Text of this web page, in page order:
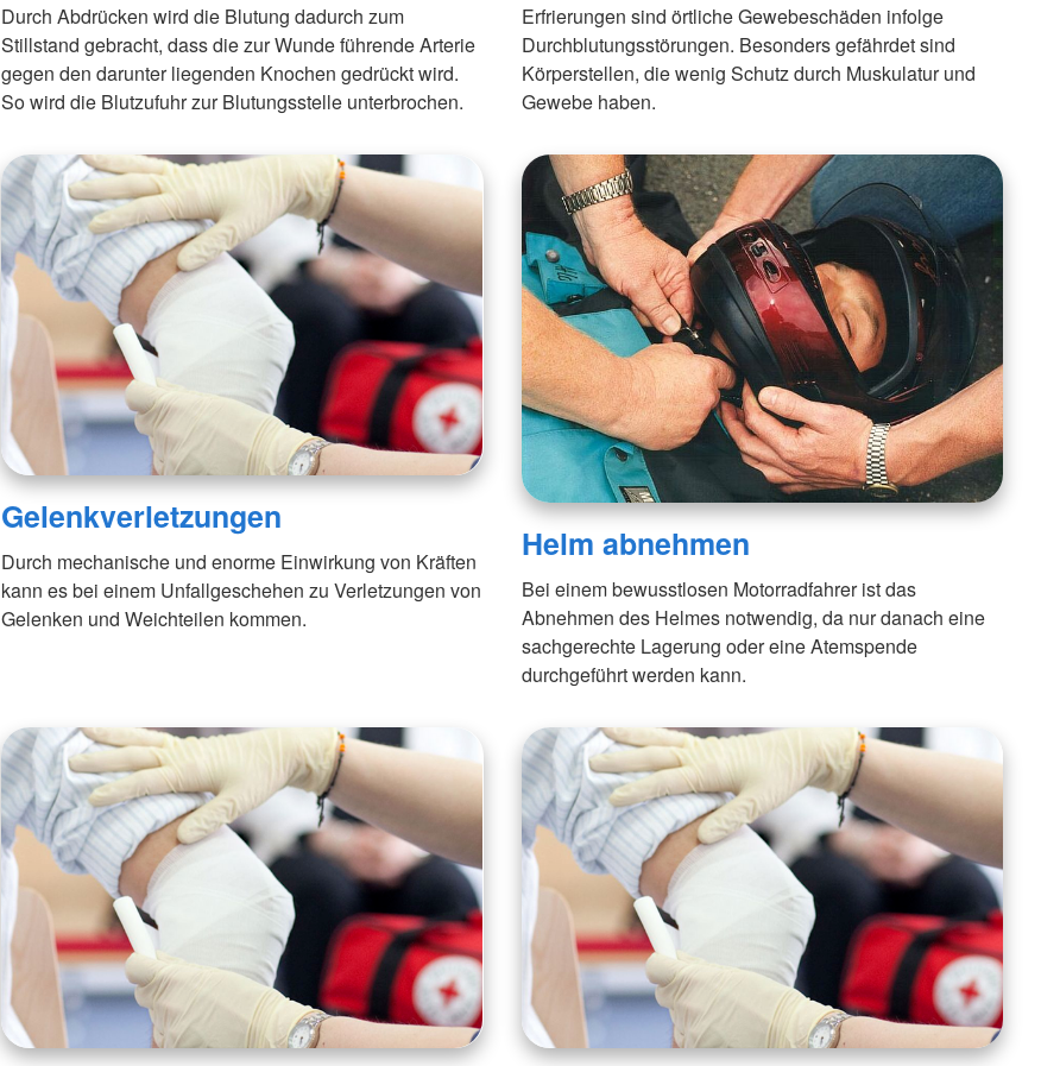
Durch Abdrücken wird die Blutung dadurch zum
Stillstand gebracht, dass die zur Wunde führende Arterie
gegen den darunter liegenden Knochen gedrückt wird.
So wird die Blutzufuhr zur Blutungsstelle unterbrochen.
Erfrierungen sind örtliche Gewebeschäden infolge
Durchblutungsstörungen. Besonders gefährdet sind
Körperstellen, die wenig Schutz durch Muskulatur und
Gewebe haben.
Gelenkverletzungen
Durch mechanische und enorme Einwirkung von Kräften
kann es bei einem Unfallgeschehen zu Verletzungen von
Gelenken und Weichteilen kommen.
Helm abnehmen
Bei einem bewusstlosen Motorradfahrer ist das
Abnehmen des Helmes notwendig, da nur danach eine
sachgerechte Lagerung oder eine Atemspende
durchgeführt werden kann.